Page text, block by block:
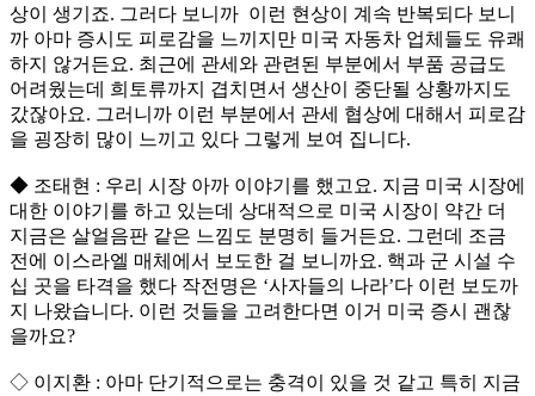
상이 생기죠. 그러다 보니까 이런 현상이 계속 반복되다 보니
까 아마 증시도 피로감을 느끼지만 미국 자동차 업체들도 유쾌
하지 않거든요. 최근에 관세와 관련된 부분에서 부품 공급도
어려웠는데 희토류까지 겹치면서 생산이 중단될 상황까지도
갔잖아요. 그러니까 이런 부분에서 관세 협상에 대해서 피로감
을 굉장히 많이 느끼고 있다 그렇게 보여 집니다.
◆ 조태현 : 우리 시장 아까 이야기를 했고요. 지금 미국 시장에
대한 이야기를 하고 있는데 상대적으로 미국 시장이 약간 더
지금은 살얼음판 같은 느낌도 분명히 들거든요. 그런데 조금
전에 이스라엘 매체에서 보도한 걸 보니까요. 핵과 군 시설 수
십 곳을 타격을 했다 작전명은 ‘사자들의 나라’다 이런 보도까
지 나왔습니다. 이런 것들을 고려한다면 이거 미국 증시 괜찮
을까요?
◇ 이지환 : 아마 단기적으로는 충격이 있을 것 같고 특히 지금